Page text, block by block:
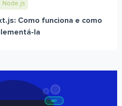
Node.js
Como funciona e como
la